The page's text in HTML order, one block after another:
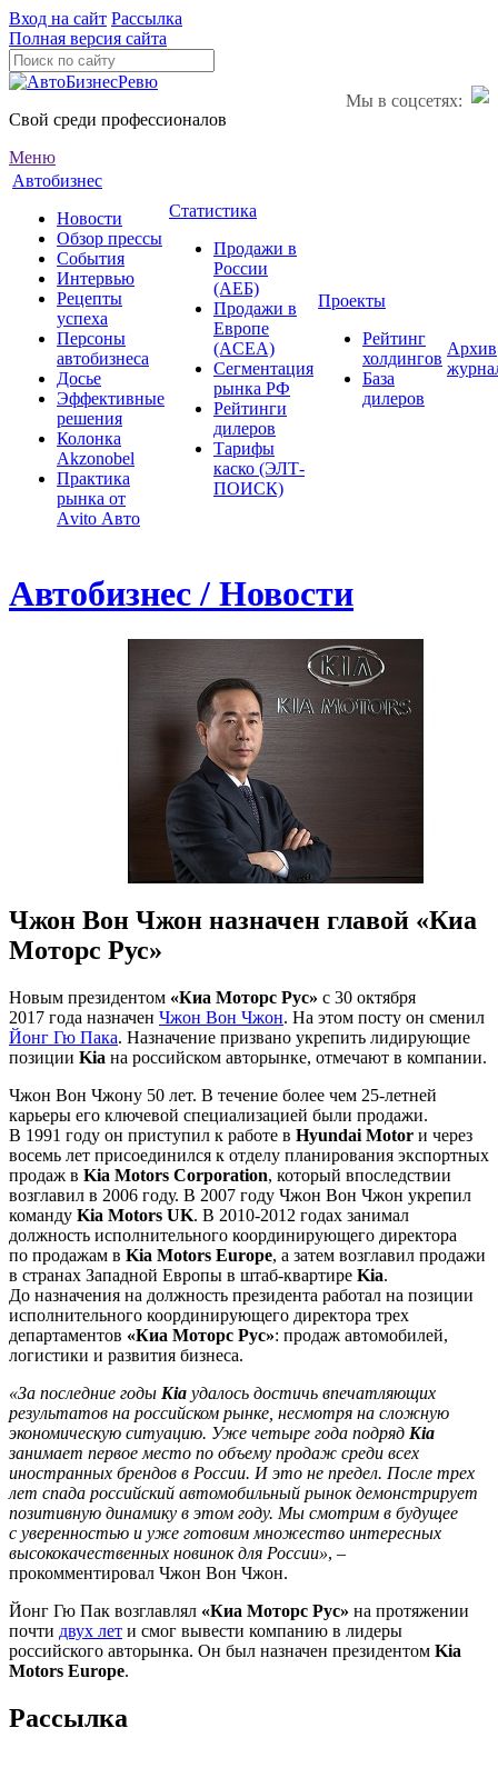
Вход на сайт Рассылка
Полная версия сайта
Мы в соцсетях:
Свой среди профессионалов
Меню
Автобизнес
Новости
Обзор прессы
События
Интервью
Рецепты
успеха
Персоны
автобизнеса
Досье
Эффективные
решения
Колонка
Akzonobel
Практика
рынка от
Аvito Авто
Статистика
Продажи в
России
(АЕБ)
Продажи в
Европе
(ACEA)
Сегментация
рынка РФ
Рейтинги
дилеров
Тарифы
каско (ЭЛТ-
ПОИСК)
Проекты
Рейтинг
холдингов
База
дилеров
Архив
Автобизнес / Новости
Чжон Вон Чжон назначен главой «Киа
Моторс Рус»
Новым президентом «Киа Моторс Рус» с 30 октября
2017 года назначен Чжон Вон Чжон. На этом посту он сменил
Йонг Гю Пака. Назначение призвано укрепить лидирующие
позиции Kia на российском авторынке, отмечают в компании.
Чжон Вон Чжону 50 лет. В течение более чем 25-летней
карьеры его ключевой специализацией были продажи.
В 1991 году он приступил к работе в Hyundai Motor и через
восемь лет присоединился к отделу планирования экспортных
продаж в Kia Motors Corporation, который впоследствии
возглавил в 2006 году. В 2007 году Чжон Вон Чжон укрепил
команду Kia Motors UK. В 2010-2012 годах занимал
должность исполнительного координирующего директора
по продажам в Kia Motors Europe, а затем возглавил продажи
в странах Западной Европы в штаб-квартире Kia.
До назначения на должность президента работал на позиции
исполнительного координирующего директора трех
департаментов «Киа Моторс Рус»: продаж автомобилей,
логистики и развития бизнеса.
«За последние годы Kia удалось достичь впечатляющих
результатов на российском рынке, несмотря на сложную
экономическую ситуацию. Уже четыре года подряд Kia
занимает первое место по объему продаж среди всех
иностранных брендов в России. И это не предел. После трех
лет спада российский автомобильный рынок демонстрирует
позитивную динамику в этом году. Мы смотрим в будущее
с уверенностью и уже готовим множество интересных
высококачественных новинок для России», –
прокомментировал Чжон Вон Чжон.
Йонг Гю Пак возглавлял «Киа Моторс Рус» на протяжении
почти двух лет и смог вывести компанию в лидеры
российского авторынка. Он был назначен президентом Kia
Motors Europe.
Рассылка